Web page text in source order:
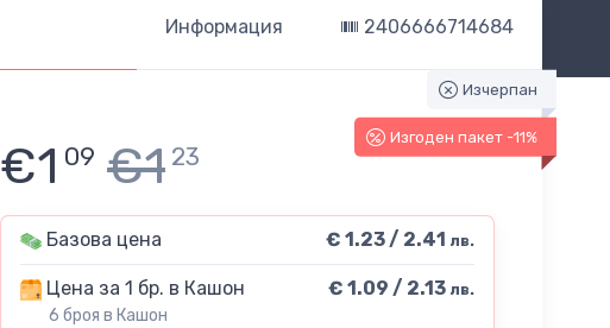
Информация 2406666714684
Изчерпан
Изгоден пакет -11%
€1 09 €1 23
Базова цена € 1.23 / 2.41 лв.
Цена за 1 бр. в Кашон
6 броя в Кашон
€ 1.09 / 2.13 лв.